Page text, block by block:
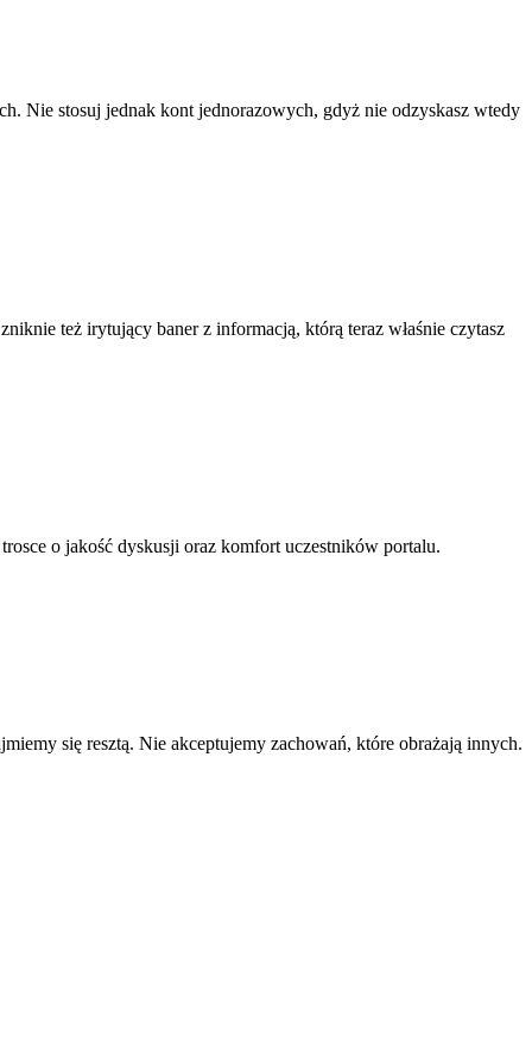
Nie stosuj jednak kont jednorazowych, gdyż nie odzyskasz wtedy
też irytujący baner z informacją, którą teraz właśnie czytasz
o jakość dyskusji oraz komfort uczestników portalu.
się resztą. Nie akceptujemy zachowań, które obrażają innych.